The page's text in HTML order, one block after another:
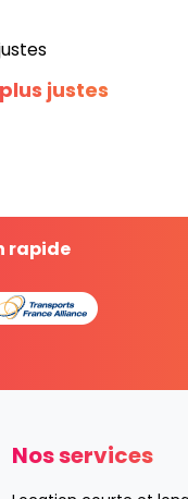
justes
rapide
Nos services